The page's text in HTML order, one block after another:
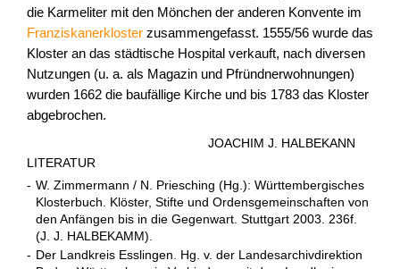
die Karmeliter mit den Mönchen der anderen Konvente im
Franziskanerkloster zusammengefasst. 1555/56 wurde das
Kloster an das städtische Hospital verkauft, nach diversen
Nutzungen (u. a. als Magazin und Pfründnerwohnungen)
wurden 1662 die baufällige Kirche und bis 1783 das Kloster
abgebrochen.
JOACHIM J. HALBEKANN
LITERATUR
- W. Zimmermann / N. Priesching (Hg.): Württembergisches
Klosterbuch. Klöster, Stifte und Ordensgemeinschaften von
den Anfängen bis in die Gegenwart. Stuttgart 2003. 236f.
(J. J. HALBEKAMM).
- Der Landkreis Esslingen. Hg. v. der Landesarchivdirektion